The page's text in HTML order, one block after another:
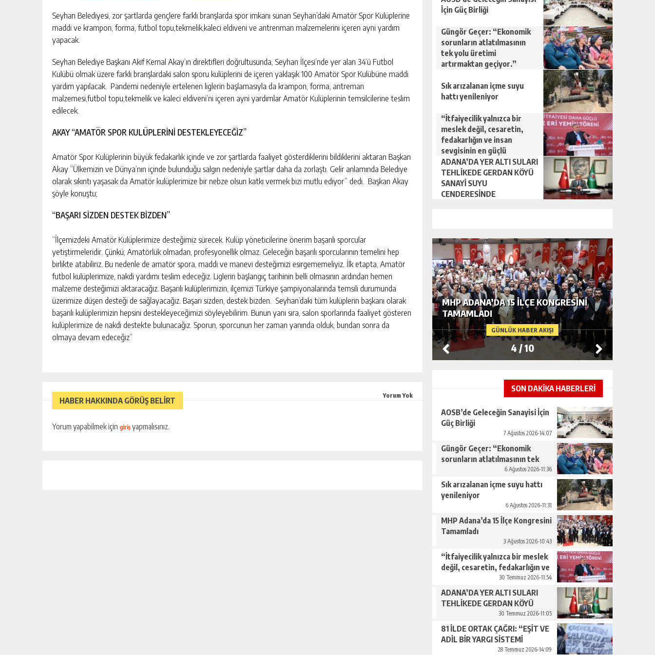
Seyhan Belediyesi, zor şartlarda gençlere farklı branşlarda spor imkanı sunan Seyhan’daki Amatör Spor Kulüplerine
maddi ve krampon, forma, futbol topu,tekmelik,kaleci eldiveni ve antrenman malzemelerini içeren ayni yardım
yapacak.
Seyhan Belediye Başkanı Akif Kemal Akay’ın direktifleri doğrultusunda, Seyhan İlçesi’nde yer alan 34’ü Futbol
Kulübü olmak üzere farklı branşlardaki salon sporu kulüplerini de içeren yaklaşık 100 Amatör Spor Kulübüne maddi
yardım yapılacak. Pandemi nedeniyle ertelenen liglerin başlamasıyla da krampon, forma, antreman
malzemesi,futbol topu,tekmelik ve kaleci eldiveni’ni içeren ayni yardımlar Amatör Kulüplerinin temsilcilerine teslim
edilecek.
AKAY “AMATÖR SPOR KULÜPLERİNİ DESTEKLEYECEĞİZ”
Amatör Spor Kulüplerinin büyük fedakarlık içinde ve zor şartlarda faaliyet gösterdiklerini bildiklerini aktaran Başkan
Akay “Ülkemizin ve Dünya’nın içinde bulunduğu salgın nedeniyle şartlar daha da zorlaştı. Gelir anlamında Belediye
olarak sıkıntı yaşasak da Amatör kulüplerimize bir nebze olsun katkı vermek bizi mutlu ediyor” dedi. Başkan Akay
şöyle konuştu;
“BAŞARI SİZDEN DESTEK BİZDEN”
“İlçemizdeki Amatör Kulüplerimize desteğimiz sürecek. Kulüp yöneticilerine önerim başarılı sporcular
yetiştirmeleridir. Çünkü; Amatörlük olmadan, profesyonellik olmaz. Geleceğin başarılı sporcularının temelini hep
birlikte atabiliriz. Bu nedenle de amatör spora, maddi ve manevi desteğimizi esirgememeliyiz. İlk etapta, Amatör
futbol kulüplerimize, nakdi yardımı teslim edeceğiz. Liglerin başlangıç tarihinin belli olmasının ardından hemen
malzeme desteğimizi aktaracağız. Başarılı kulüplerimizin, ilçemizi Türkiye şampiyonalarında temsili durumunda
üzerimize düşen desteği de sağlayacağız. Başarı sizden, destek bizden. Seyhan’daki tüm kulüplerin başkanı olarak
başarılı kulüplerimizin hepsini destekleyeceğimizi söyleyebilirim. Bunun yanı sıra, salon sporlarında faaliyet gösteren
kulüplerimize de nakdi destekte bulunacağız. Sporun, sporcunun her zaman yanında olduk, bundan sonra da
olmaya devam edeceğiz”
HABER HAKKINDA GÖRÜŞ BELİRT
Yorum Yok
Yorum yapabilmek için giriş yapmalısınız.
İçin Güç Birliği
Güngör Geçer: “Ekonomik
sorunların atlatılmasının
tek yolu üretimi
artırmaktan geçiyor.”
Sık arızalanan içme suyu
hattı yenileniyor
“İtfaiyecilik yalnızca bir
meslek değil, cesaretin,
fedakarlığın ve insan
sevgisinin en güçlü
temsilidir.”
ADANA’DA YER ALTI SULARI
TEHLİKEDE GERDAN KÖYÜ
SANAYİ SUYU
CENDERESİNDE
İÇIN GÜÇ
GÜNLÜK HABER AKIŞI
GÜNGÖR GEÇER: “EKONOMIK
SORUNLARIN ATLATILMASININ TEK
YOLU ÜRETIMI ARTIRMAKTAN
GEÇIYOR.”
GÜNLÜK HABER AKIŞI
SIK ARIZALANAN IÇME SUYU HATTI
YENILENIYOR
GÜNLÜK HABER AKIŞI
MHP ADANA’DA 15 İLÇE KONGRESINI
TAMAMLADI
4 /10
SON DAKİKA HABERLERİ
AOSB’de Geleceğin Sanayisi İçin
Güç Birliği
7 Ağustos 2026-14:07
Güngör Geçer: “Ekonomik
sorunların atlatılmasının tek
yolu üretimi artırmaktan
geçiyor.”
6 Ağustos 2026-11:36
Sık arızalanan içme suyu hattı
yenileniyor
6 Ağustos 2026-11:31
MHP Adana’da 15 İlçe Kongresini
Tamamladı
3 Ağustos 2026-10:43
“İtfaiyecilik yalnızca bir meslek
değil, cesaretin, fedakarlığın ve
insan sevgisinin en güçlü
temsilidir.”
30 Temmuz 2026-11:54
ADANA’DA YER ALTI SULARI
TEHLİKEDE GERDAN KÖYÜ
SANAYİ SUYU CENDERESİNDE
30 Temmuz 2026-11:05
81 İLDE ORTAK ÇAĞRI: “EŞİT VE
ADİL BİR YARGI SİSTEMİ
28 Temmuz 2026-14:09